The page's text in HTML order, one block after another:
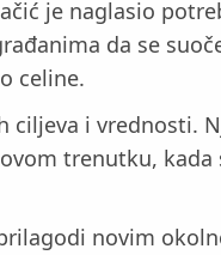
je naglasio
da se
celine.
ciljeva i vrednosti.
trenutku, kada
novim